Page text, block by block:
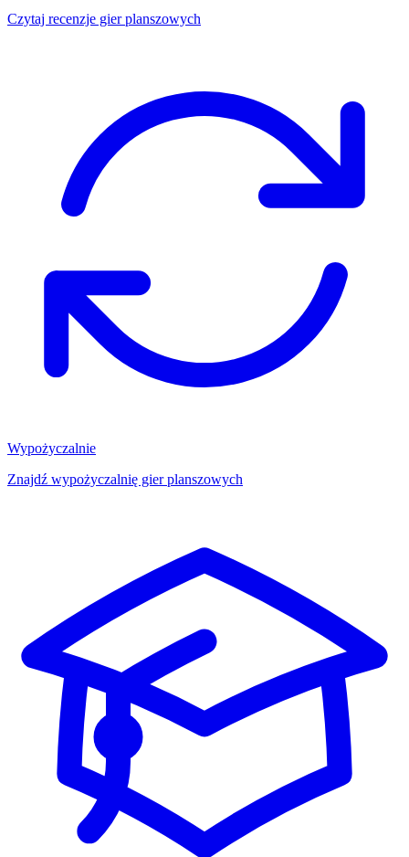
Czytaj recenzje gier planszowych
Wypożyczalnie
Znajdź wypożyczalnię gier planszowych